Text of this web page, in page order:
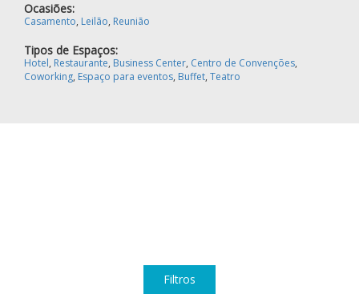
Filtros
Ocasiões:
Casamento, Leilão, Reunião
Tipos de Espaços:
Hotel, Restaurante, Business Center, Centro de Convenções,
Coworking, Espaço para eventos, Buffet, Teatro